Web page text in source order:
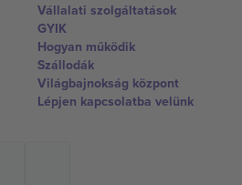
Vállalati szolgáltatások
GYIK
Hogyan működik
Szállodák
Világbajnokság központ
Lépjen kapcsolatba velünk